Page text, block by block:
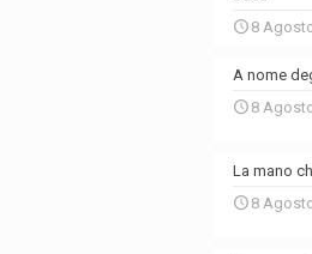
8
A nome
8
La mano
8